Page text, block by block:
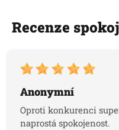
Recenze
Anonymní
Oproti konkurenci
naprostá spokojenost.